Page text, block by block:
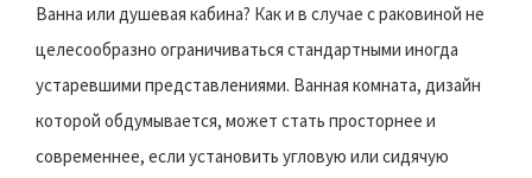
Ванна или душевая кабина? Как и в случае с раковиной не
целесообразно ограничиваться стандартными иногда
устаревшими представлениями. Ванная комната, дизайн
которой обдумывается, может стать просторнее и
современнее, если установить угловую или сидячую